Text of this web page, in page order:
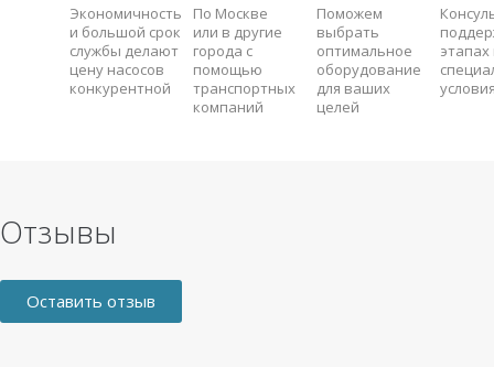
Экономичность
и большой срок
службы делают
цену насосов
конкурентной
По Москве
или в другие
города с
помощью
транспортных
компаний
Поможем
выбрать
оптимальное
оборудование
для ваших
целей
этапах
Отзывы
Оставить отзыв